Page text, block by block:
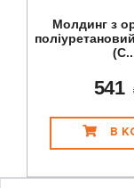
Молдинг з
541
В